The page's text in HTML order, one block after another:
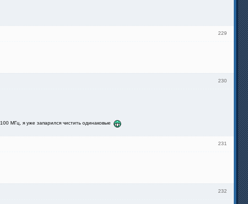
229
230
МГц, я уже запарился чистить одинаковые
231
232